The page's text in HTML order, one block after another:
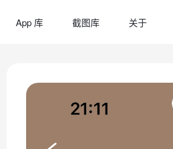
App 库 截图库 关于